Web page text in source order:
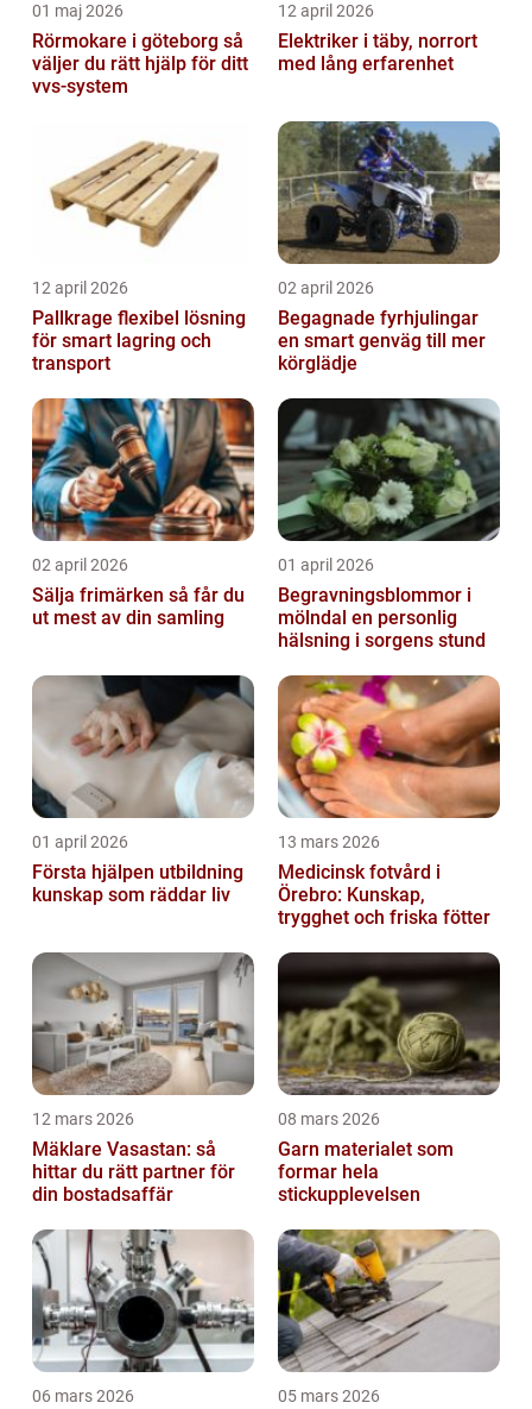
01 maj 2026
Rörmokare i göteborg så
väljer du rätt hjälp för ditt
vvs-system
12 april 2026
Elektriker i täby, norrort
med lång erfarenhet
12 april 2026
Pallkrage flexibel lösning
för smart lagring och
transport
02 april 2026
Begagnade fyrhjulingar
en smart genväg till mer
körglädje
02 april 2026
Sälja frimärken så får du
ut mest av din samling
01 april 2026
Begravningsblommor i
mölndal en personlig
hälsning i sorgens stund
01 april 2026
Första hjälpen utbildning
kunskap som räddar liv
13 mars 2026
Medicinsk fotvård i
Örebro: Kunskap,
trygghet och friska fötter
12 mars 2026
Mäklare Vasastan: så
hittar du rätt partner för
din bostadsaffär
08 mars 2026
Garn materialet som
formar hela
stickupplevelsen
06 mars 2026 05 mars 2026